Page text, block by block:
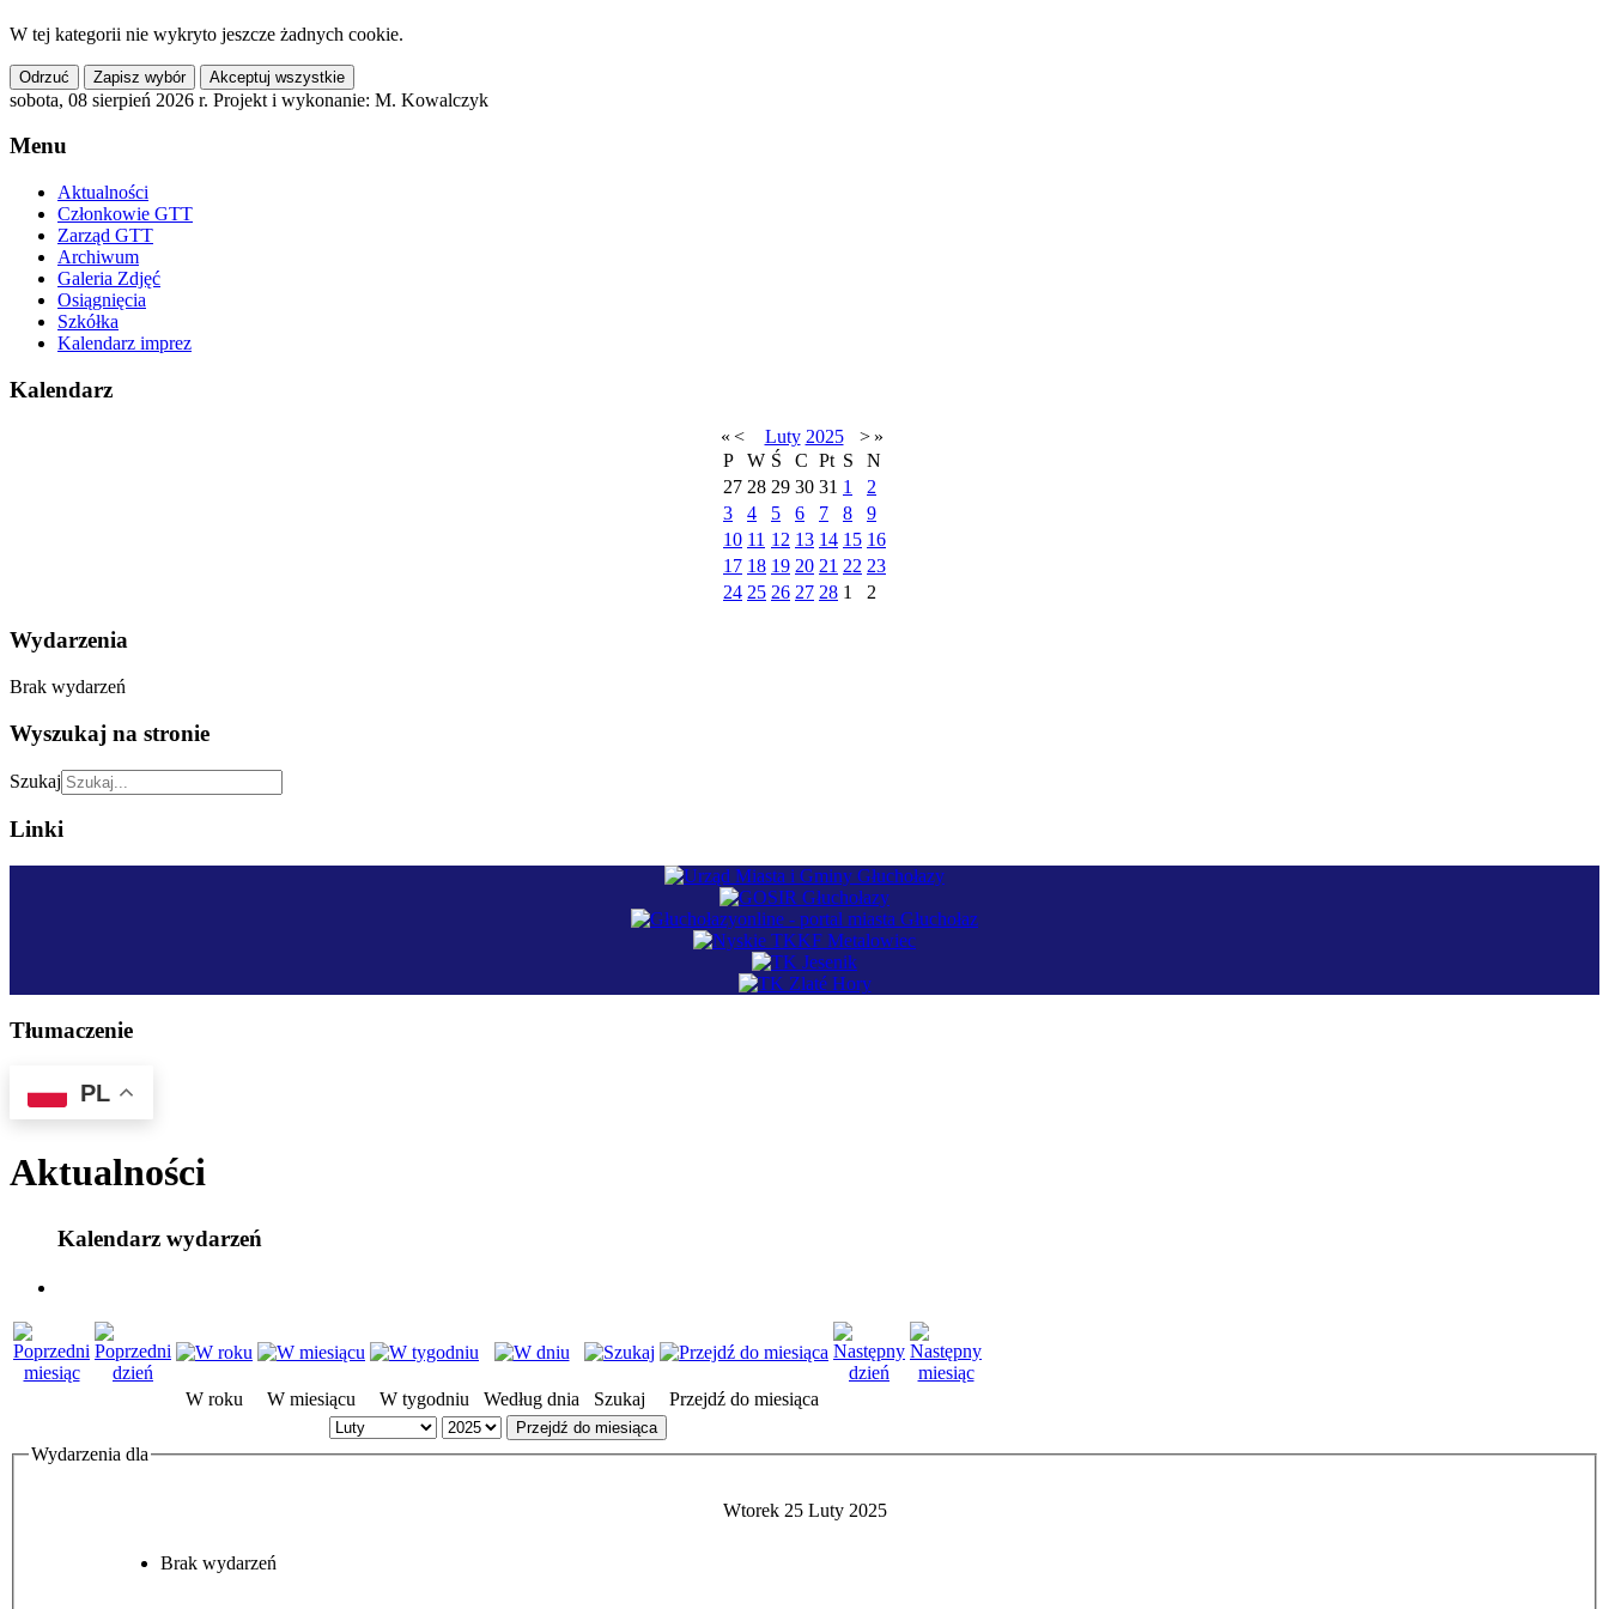
W tej kategorii nie wykryto jeszcze żadnych cookie.
Odrzuć Zapisz wybór Akceptuj wszystkie
sobota, 08 sierpień 2026 r. Projekt i wykonanie: M. Kowalczyk
Menu
Aktualności
Członkowie GTT
Zarząd GTT
Archiwum
Galeria Zdjęć
Osiągnięcia
Szkółka
Kalendarz imprez
Kalendarz
« < Luty 2025 > »
P
W Ś C Pt S
N
27 28 29 30 31 1
2
3
4 5 6 7 8
9
10 11 12 13 14 15 16
17 18 19 20 21 22 23
24 25 26 27 28 1 2
Wydarzenia
Brak wydarzeń
Wyszukaj na stronie
Szukaj
Linki
Tłumaczenie
PL
Aktualności
Kalendarz wydarzeń
W roku W miesiącu W tygodniu Według dnia Szukaj Przejdź do miesiąca
Przejdź do miesiąca
Wydarzenia dla
Wtorek 25 Luty 2025
Brak wydarzeń